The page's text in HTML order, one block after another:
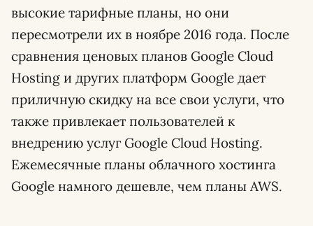
высокие тарифные планы, но они
пересмотрели их в ноябре 2016 года. После
сравнения ценовых планов Google Cloud
Hosting и других платформ Google дает
приличную скидку на все свои услуги, что
также привлекает пользователей к
внедрению услуг Google Cloud Hosting.
Ежемесячные планы облачного хостинга
Google намного дешевле, чем планы AWS.